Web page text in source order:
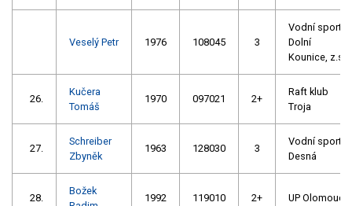
Veselý Petr 1976 108045 3
Vodní sporty
Dolní
Kounice, z.s.
26.
Kučera
Tomáš
1970 097021 2+
Raft klub
Troja
27.
Schreiber
Zbyněk
1963 128030 3
Vodní sporty
Desná
28.
Božek
1992 119010 2+ UP Olomouc